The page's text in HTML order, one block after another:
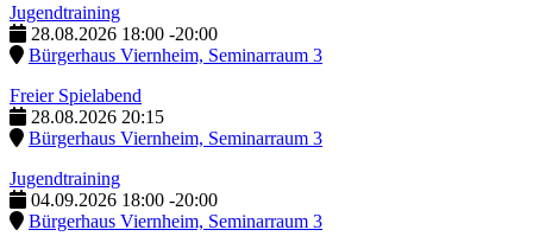
Jugendtraining
28.08.2026 18:00 -20:00
Bürgerhaus Viernheim, Seminarraum 3
Freier Spielabend
28.08.2026 20:15
Bürgerhaus Viernheim, Seminarraum 3
Jugendtraining
04.09.2026 18:00 -20:00
Bürgerhaus Viernheim, Seminarraum 3